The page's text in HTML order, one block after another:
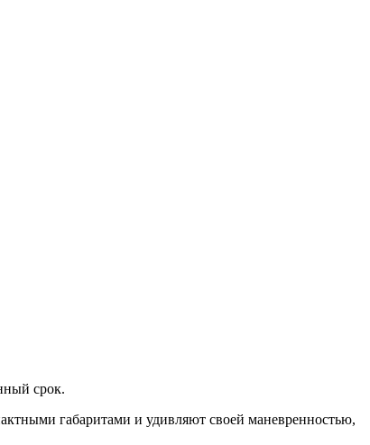
срок.
габаритами и удивляют своей маневренностью,